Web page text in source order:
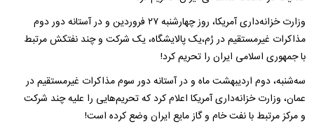
وزارت خزانه‌داری آمریکا، روز چهارشنبه ۲۷ فروردین و در آستانه دور دوم
مذاکرات غیر‌مستقیم در رُم،یک پالایشگاه، یک شرکت و چند نفتکش مرتبط
با جمهوری اسلامی ایران را تحریم کرد!
سه‌شنبه‌، دوم اردیبهشت ماه و در آستانه دور سوم مذاکرات غیر‌مستقیم در
عمان، وزارت خزانه‌داری آمریکا اعلام کرد که تحریم‌هایی را علیه چند شرکت
و مرکز مرتبط با نفت خام و گاز مایع ایران وضع کرده است!